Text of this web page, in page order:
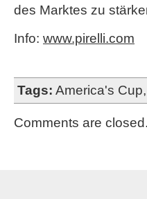
des Marktes zu
Info: www.pirelli.com
Tags: America's Cup,
Comments are closed.